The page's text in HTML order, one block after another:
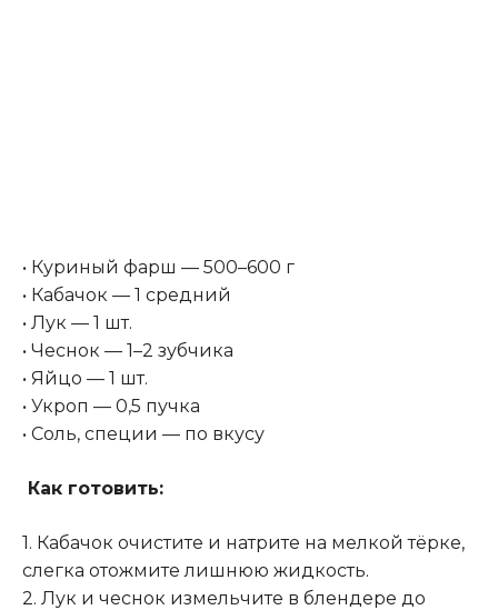
• Куриный фарш — 500–600 г
• Кабачок — 1 средний
• Лук — 1 шт.
• Чеснок — 1–2 зубчика
• Яйцо — 1 шт.
• Укроп — 0,5 пучка
• Соль, специи — по вкусу
‍ Как готовить:
1. Кабачок очистите и натрите на мелкой тёрке,
слегка отожмите лишнюю жидкость.
2. Лук и чеснок измельчите в блендере до